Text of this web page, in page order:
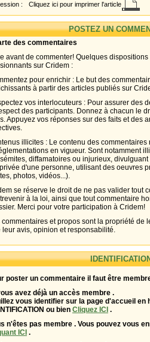
: Cliquez ici pour imprimer l'article
POSTEZ UN
des commentaires
avant de commenter! Quelques
sur Cridem :
pour enrichir : Le but des
à partir des articles publiés sur
vos interlocuteurs : Pour assurer des
des participants. Donnez à chacun le
Appuyez vos réponses sur des faits et des
illicites : Le contenu des
en vigueur. Sont notamment
diffamatoires ou injurieux,
d'une personne, utilisant des oeuvres
photos, vidéos...).
se réserve le droit de ne pas valider tout
à la loi, ainsi que tout commentaire
Merci pour votre participation à Cridem!
commentaires et propos sont la propriété de
leur avis, opinion et responsabilité.
poster un commentaire il faut être
avez déjà un accès membre .
vous identifier sur la page d'accueil en
ou bien Cliquez ICI .
n'êtes pas membre . Vous pouvez vous
ICI .